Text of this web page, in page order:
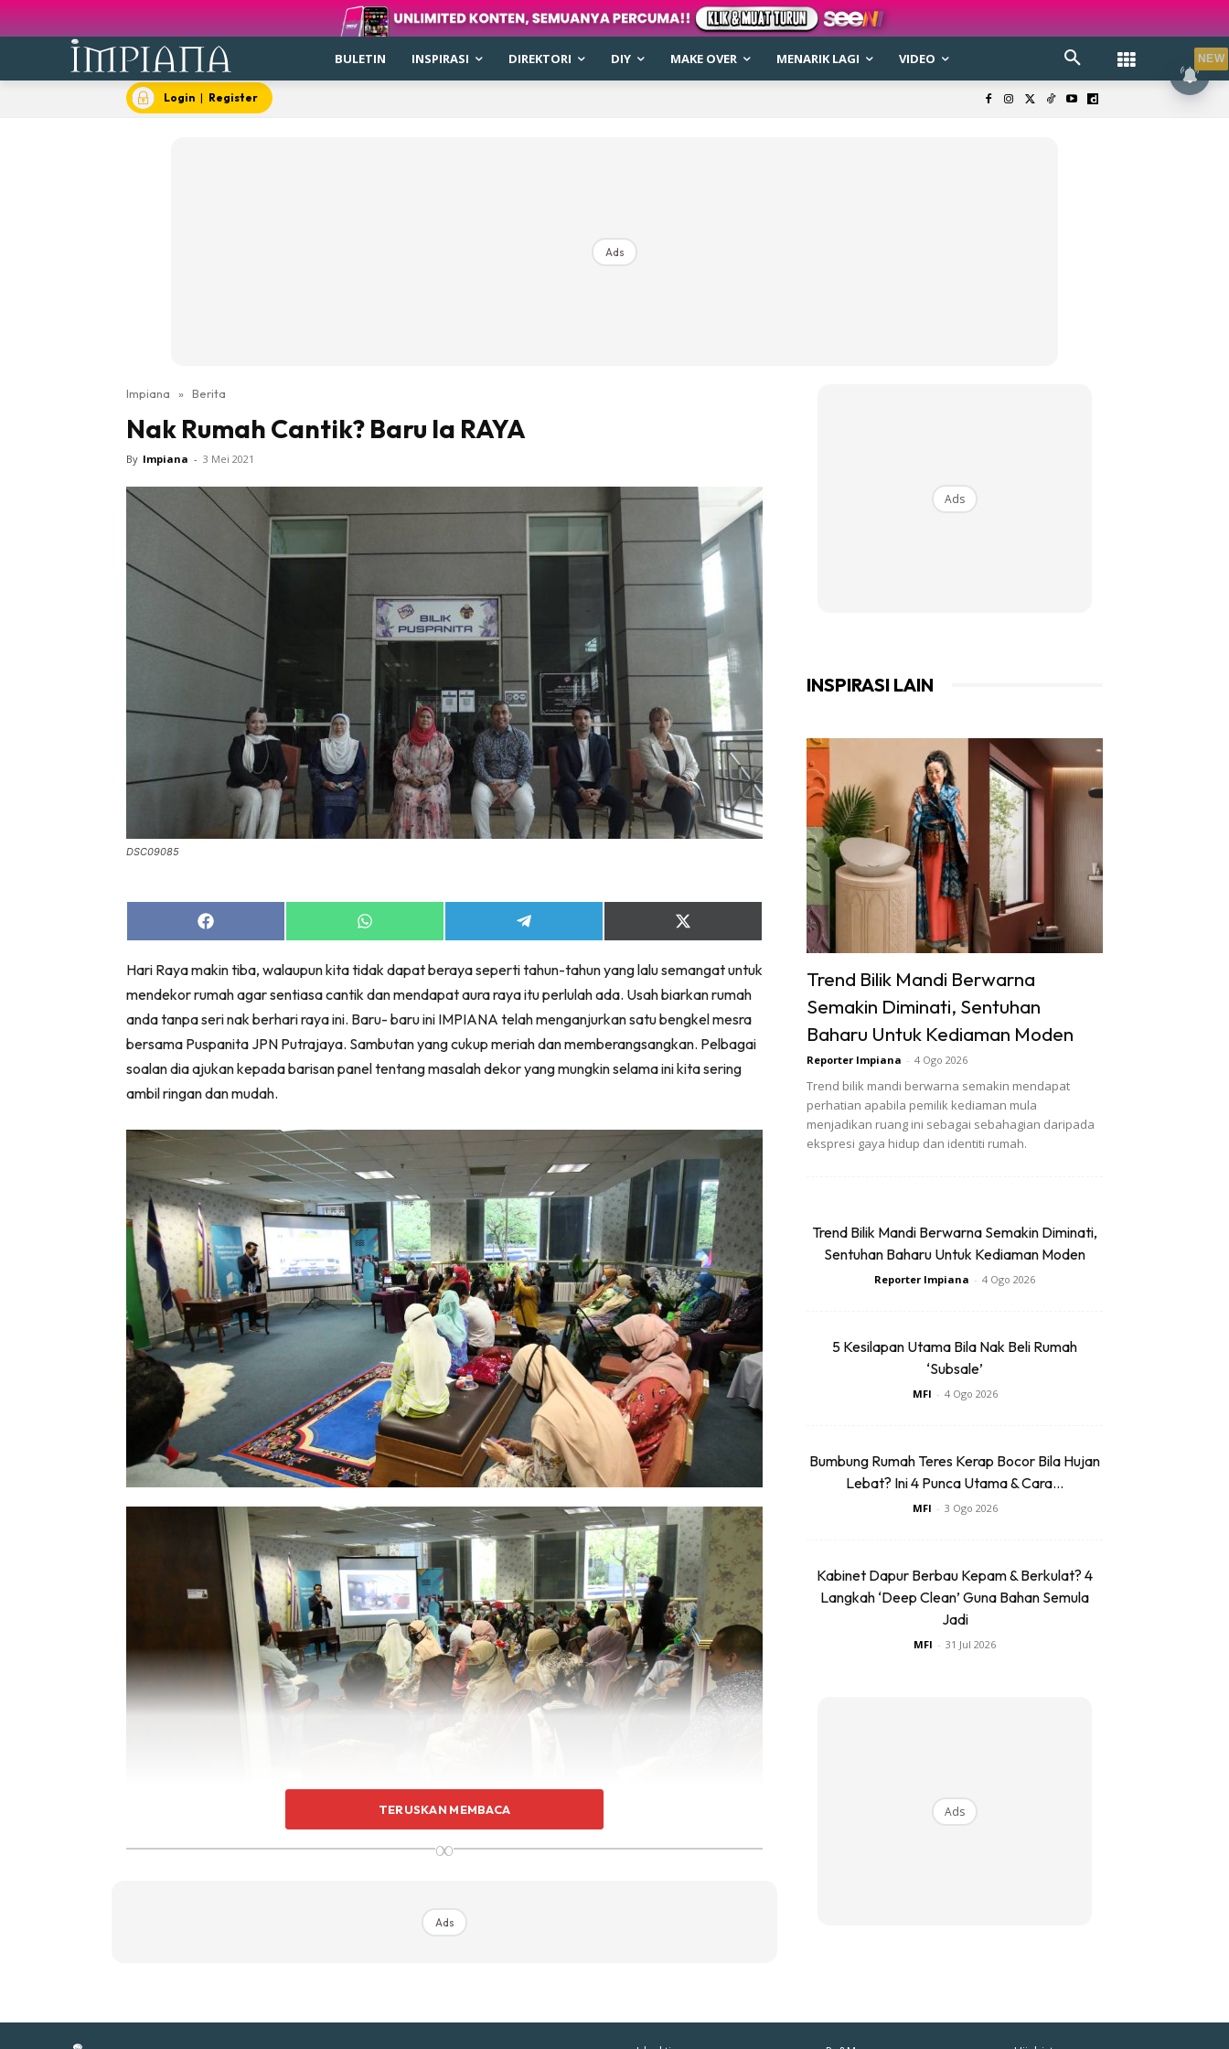
Bilik Air
Bilik Tidur
Direktori
Interior Design
Landskap
DIY
Bilik Air
Bilik Tidur
Bilik Tidur
Dapur
Ruang Makan
Ruang Tamu
Menarik Lagi
Makeover Ruang Selebriti
Destinasi
Hotel
Kafe
Hartanah
High Rise
Landed
Video
Beli Di Mana
Buat Sendiri
Ilham Impiana
Ilham Impiana 360
Ilham Impiana Inspirasi Selebriti
Impiana TV
Casa Impiana
Impiana MakeOver
Lahar Dekor
Sembang Dekor
Sembang Laman
Tip Impiana
Tip Laman
BULETIN INSPIRASI DIREKTORI DIY MAKE OVER MENARIK LAGI VIDEO
Login | Register
Ads
Impiana » Berita
Nak Rumah Cantik? Baru la RAYA
By Impiana - 3 Mei 2021
DSC09085
Share
on
Share
on
Share
on
Share
on
(Twitter)
Hari Raya makin tiba, walaupun kita tidak dapat beraya seperti tahun-tahun yang lalu semangat untuk
mendekor rumah agar sentiasa cantik dan mendapat aura raya itu perlulah ada. Usah biarkan rumah
anda tanpa seri nak berhari raya ini. Baru- baru ini IMPIANA telah menganjurkan satu bengkel mesra
bersama Puspanita JPN Putrajaya. Sambutan yang cukup meriah dan memberangsangkan. Pelbagai
soalan dia ajukan kepada barisan panel tentang masalah dekor yang mungkin selama ini kita sering
ambil ringan dan mudah.
TERUSKAN MEMBACA
∞
Ads
Ads
INSPIRASI LAIN
Trend Bilik Mandi Berwarna
Semakin Diminati, Sentuhan
Baharu Untuk Kediaman Moden
Reporter Impiana - 4 Ogo 2026
Trend bilik mandi berwarna semakin mendapat
perhatian apabila pemilik kediaman mula
menjadikan ruang ini sebagai sebahagian daripada
ekspresi gaya hidup dan identiti rumah.
Trend Bilik Mandi Berwarna Semakin Diminati,
Sentuhan Baharu Untuk Kediaman Moden
Reporter Impiana - 4 Ogo 2026
5 Kesilapan Utama Bila Nak Beli Rumah
‘Subsale’
MFI - 4 Ogo 2026
Bumbung Rumah Teres Kerap Bocor Bila Hujan
Lebat? Ini 4 Punca Utama & Cara...
MFI - 3 Ogo 2026
Kabinet Dapur Berbau Kepam & Berkulat? 4
Langkah ‘Deep Clean’ Guna Bahan Semula
Jadi
MFI - 31 Jul 2026
Ads
NEW